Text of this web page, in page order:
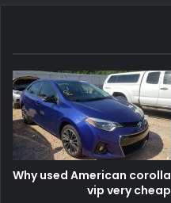
Why used American corolla
vip very cheap